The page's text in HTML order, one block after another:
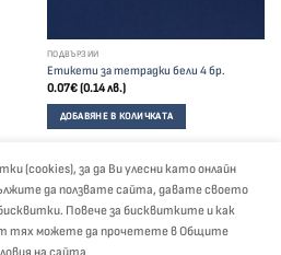
ПОДВЪРЗИИ
Етикети за тетрадки бели 4 бр.
0.07€(0.14 лв.)
ДОБАВЯНЕ В КОЛИЧКАТА
PayPal Stripe MasterCard
On
ПОЛИТИКА ЗА ЗАЩИТА НА ЛИЧНИТЕ ДАННИ
(cookies), за да Ви улесни като онлайн
да ползвате сайта, давате своето
Повече за бисквитките и как
тях можете да прочетете в Общите